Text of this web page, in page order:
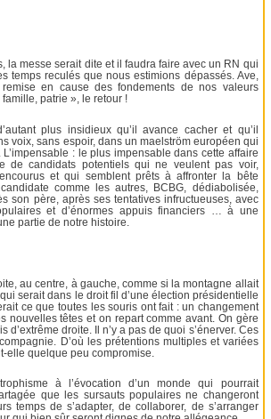
la messe serait dite et il faudra faire avec un RN qui
temps reculés que nous estimions dépassés. Ave,
en cause des fondements de nos valeurs
patrie », le retour !
plus insidieux qu’il avance cacher et qu’il
voix, sans espoir, dans un maelström européen qui
: le plus impensable dans cette affaire
de candidats potentiels qui ne veulent pas voir,
et qui semblent prêts à affronter la bête
comme les autres, BCBG, dédiabolisée,
son père, après ses tentatives infructueuses, avec
et d’énormes appuis financiers … à une
partie de notre histoire.
au centre, à gauche, comme si la montagne allait
serait dans le droit fil d’une élection présidentielle
ce que toutes les souris ont fait : un changement
nouvelles têtes et on repart comme avant. On gère
d’extrême droite. Il n’y a pas de quoi s’énerver. Ces
D’où les prétentions multiples et variées
elle quelque peu compromise.
à l’évocation d’un monde qui pourrait
que les sursauts populaires ne changeront
temps de s’adapter, de collaborer, de s’arranger